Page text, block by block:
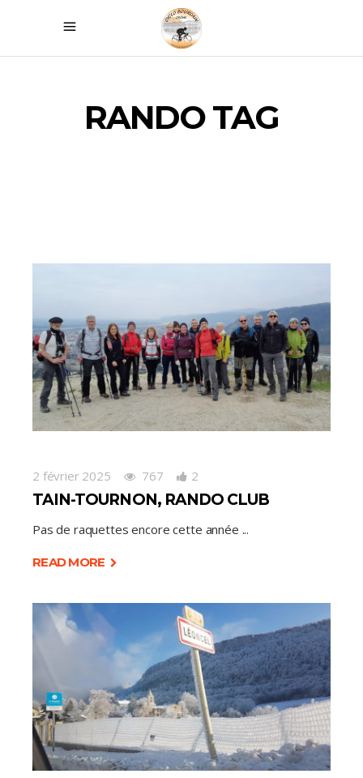
RANDO TAG
2 février 2025 767 2
TAIN-TOURNON, RANDO CLUB
Pas de raquettes encore cette année
READ MORE